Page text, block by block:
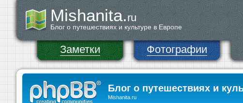
Mishanita.ru
Блог о путешествиях и культуре в Европе
Заметки Фотографии
Блог о путешествиях и
Mishanita.ru